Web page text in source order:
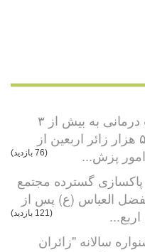
ارائه خدمات درمانی به بیش از ۳
میلیون و ۵۰۰ هزار زائر اربعین از
پزش...
(76 بازدید)
پاکسازی گسترده مجتمع
العباس (ع) پس از
(121 بازدید)
سالانه "زائران